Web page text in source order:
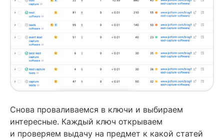
Снова проваливаемся в ключи и выбираем
интересные. Каждый ключ открываем
и проверяем выдачу на предмет к какой статей